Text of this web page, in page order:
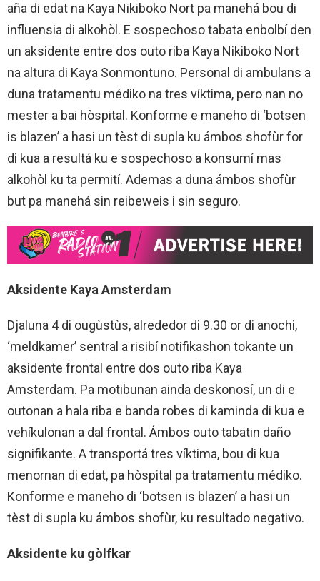
aña di edat na Kaya Nikiboko Nort pa manehá bou di
influensia di alkohòl. E sospechoso tabata enbolbí den
un aksidente entre dos outo riba Kaya Nikiboko Nort
na altura di Kaya Sonmontuno. Personal di ambulans a
duna tratamentu médiko na tres víktima, pero nan no
mester a bai hòspital. Konforme e maneho di ‘botsen
is blazen’ a hasi un tèst di supla ku ámbos shofùr for
di kua a resultá ku e sospechoso a konsumí mas
alkohòl ku ta permití. Ademas a duna ámbos shofùr
but pa manehá sin reibeweis i sin seguro.
Aksidente Kaya Amsterdam
Djaluna 4 di ougùstùs, alrededor di 9.30 or di anochi,
‘meldkamer’ sentral a risibí notifikashon tokante un
aksidente frontal entre dos outo riba Kaya
Amsterdam. Pa motibunan ainda deskonosí, un di e
outonan a hala riba e banda robes di kaminda di kua e
vehíkulonan a dal frontal. Ámbos outo tabatin daño
signifikante. A transportá tres víktima, bou di kua
menornan di edat, pa hòspital pa tratamentu médiko.
Konforme e maneho di ‘botsen is blazen’ a hasi un
tèst di supla ku ámbos shofùr, ku resultado negativo.
Aksidente ku gòlfkar